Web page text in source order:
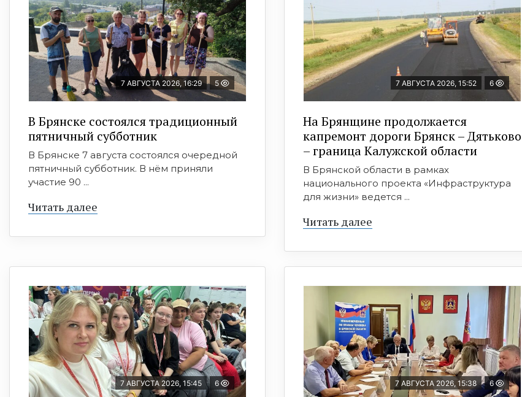
7 АВГУСТА 2026, 16:29 5
В Брянске состоялся традиционный
пятничный субботник
В Брянске 7 августа состоялся очередной
пятничный субботник. В нём приняли
участие 90 ...
Читать далее
7 АВГУСТА 2026, 15:52 6
На Брянщине продолжается
капремонт дороги Брянск – Дятьково
– граница Калужской области
В Брянской области в рамках
национального проекта «Инфраструктура
для жизни» ведется ...
Читать далее
7 АВГУСТА 2026, 15:45 6 7 АВГУСТА 2026, 15:38 6